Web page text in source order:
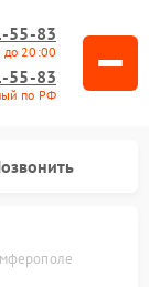
55-83
до 20:00
55-83
по РФ